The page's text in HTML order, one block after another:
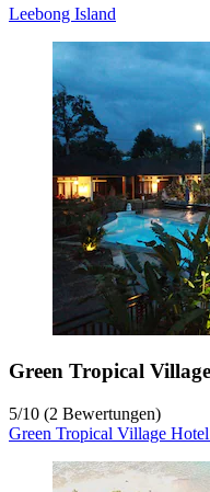
Leebong Island
Green Tropical
5/10 (2 Bewertungen)
Green Tropical Village